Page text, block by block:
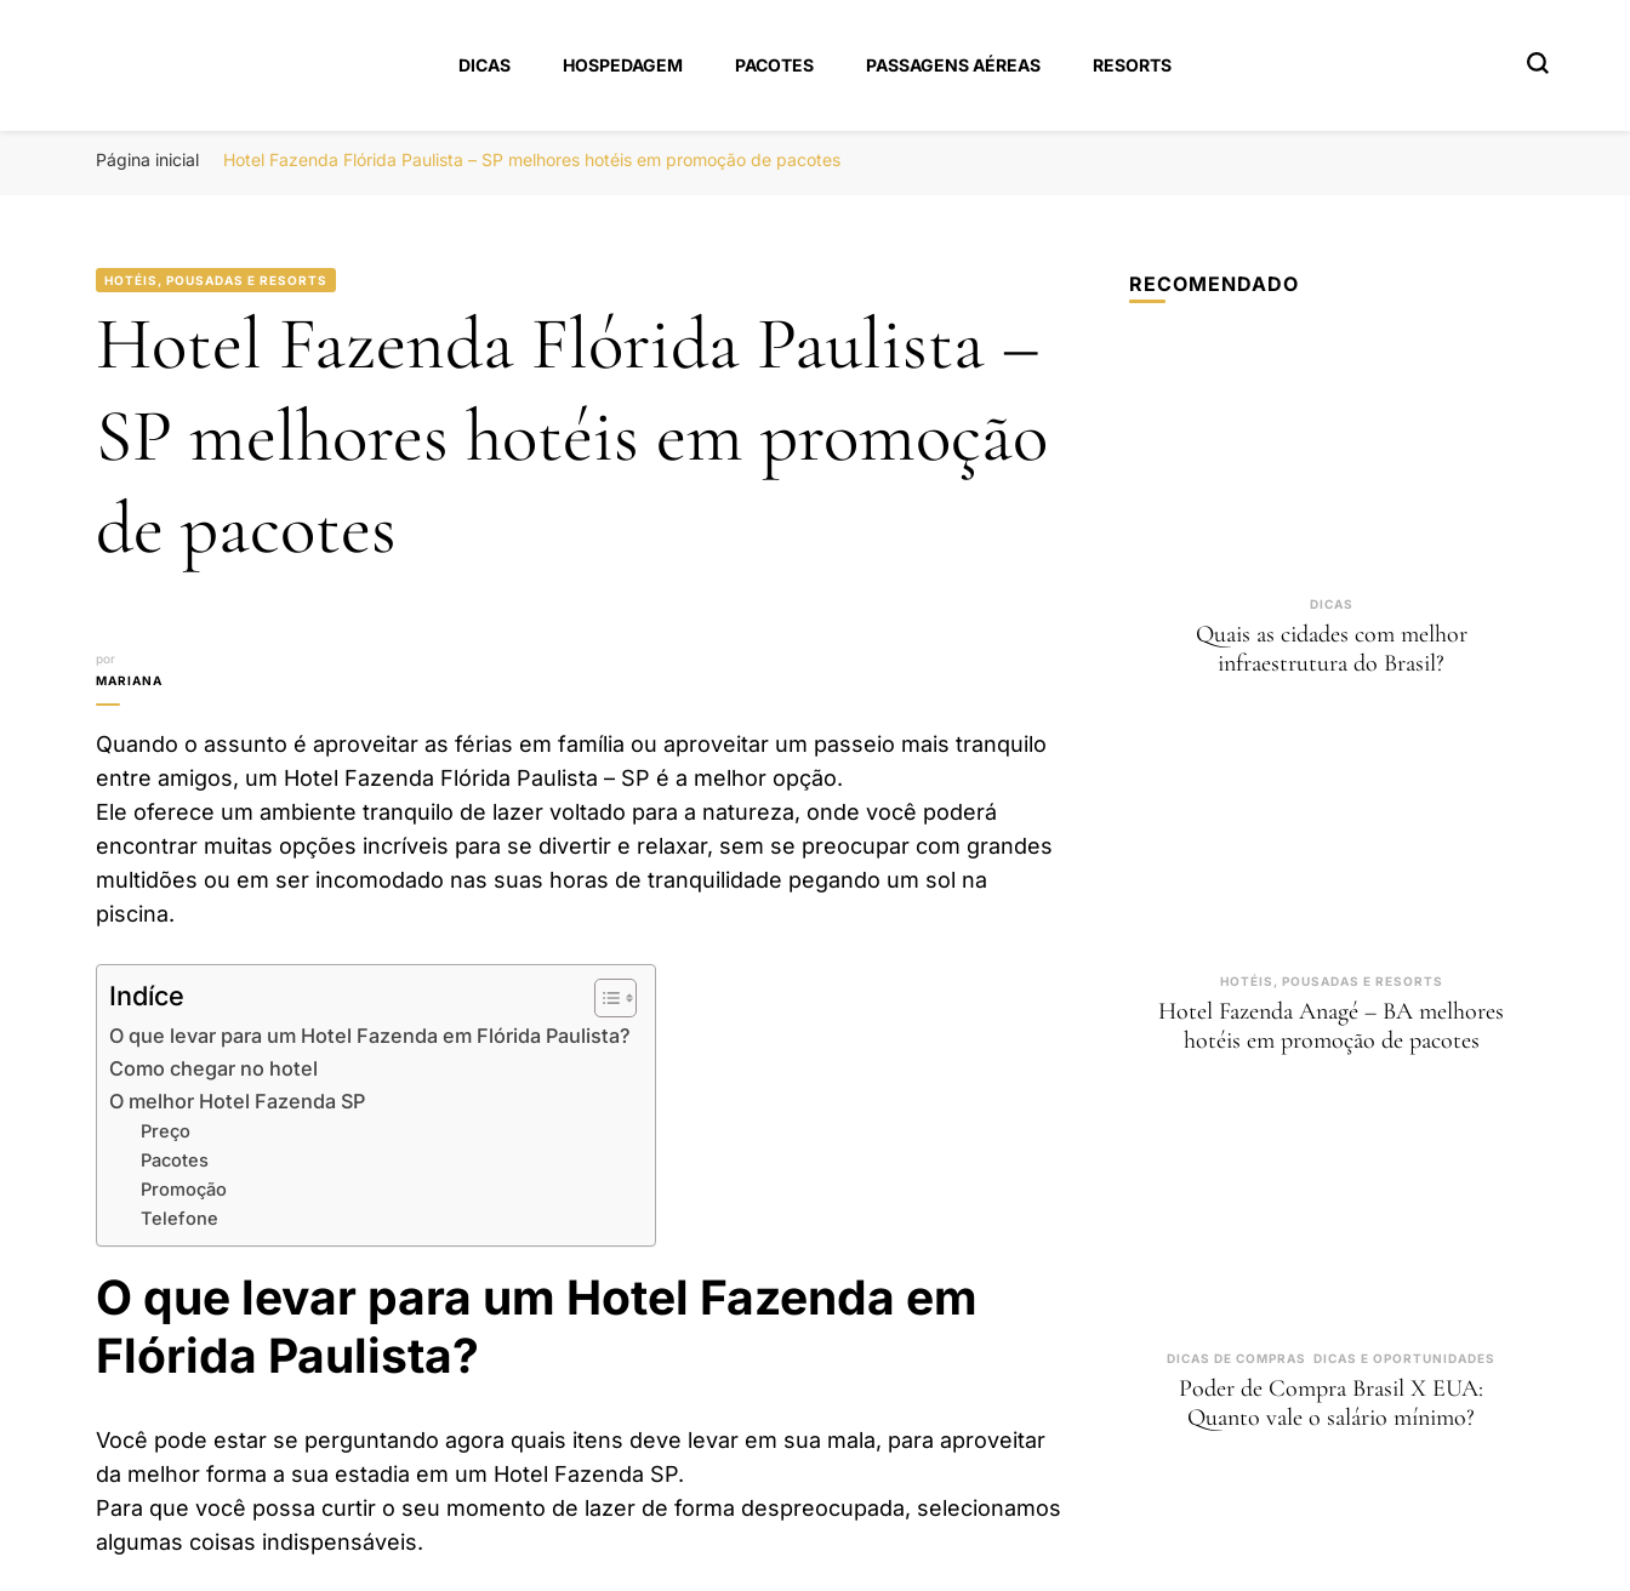
Portal Boa Viagem
DICAS HOSPEDAGEM PACOTES PASSAGENS AÉREAS RESORTS
Página inicial Hotel Fazenda Flórida Paulista – SP melhores hotéis em promoção de pacotes
HOTÉIS, POUSADAS E RESORTS
Hotel Fazenda Flórida Paulista –
SP melhores hotéis em promoção
de pacotes
por
MARIANA
Quando o assunto é aproveitar as férias em família ou aproveitar um passeio mais tranquilo
entre amigos, um Hotel Fazenda Flórida Paulista – SP é a melhor opção.
Ele oferece um ambiente tranquilo de lazer voltado para a natureza, onde você poderá
encontrar muitas opções incríveis para se divertir e relaxar, sem se preocupar com grandes
multidões ou em ser incomodado nas suas horas de tranquilidade pegando um sol na
piscina.
Indíce
O que levar para um Hotel Fazenda em Flórida Paulista?
Como chegar no hotel
O melhor Hotel Fazenda SP
Preço
Pacotes
Promoção
Telefone
O que levar para um Hotel Fazenda em
Flórida Paulista?
Você pode estar se perguntando agora quais itens deve levar em sua mala, para aproveitar
da melhor forma a sua estadia em um Hotel Fazenda SP.
Para que você possa curtir o seu momento de lazer de forma despreocupada, selecionamos
algumas coisas indispensáveis.
RECOMENDADO
DICAS
Quais as cidades com melhor
infraestrutura do Brasil?
HOTÉIS, POUSADAS E RESORTS
Hotel Fazenda Anagé – BA melhores
hotéis em promoção de pacotes
DICAS DE COMPRAS DICAS E OPORTUNIDADES
Poder de Compra Brasil X EUA:
Quanto vale o salário mínimo?